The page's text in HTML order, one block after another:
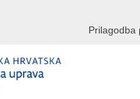
Prilagodba